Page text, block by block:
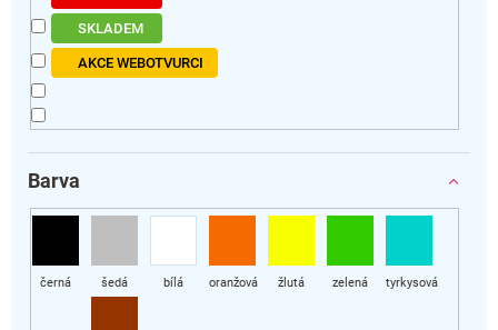
SKLADEM
AKCE WEBOTVURCI
Barva